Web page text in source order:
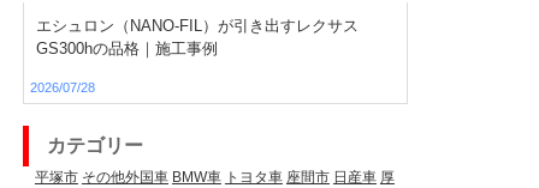
エシュロン（NANO-FIL）が引き出すレクサス
GS300hの品格｜施工事例
2026/07/28
カテゴリー
平塚市 その他外国車 BMW車 トヨタ車 座間市 日産車 厚